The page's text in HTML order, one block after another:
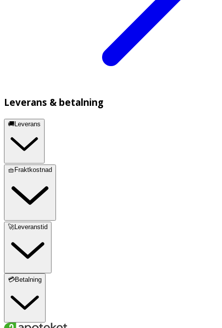
Leverans & betalning
🚚Leverans
🧺Fraktkostnad
🚀Leveranstid
💳Betalning